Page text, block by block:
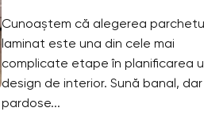
Cunoaștem că alegerea
laminat este una din cele mai
complicate etape în planificarea
design de interior. Sună banal, dar
pardose...